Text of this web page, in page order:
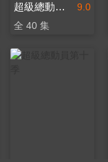
9.0
超級總動員 第二十季
全 40 集